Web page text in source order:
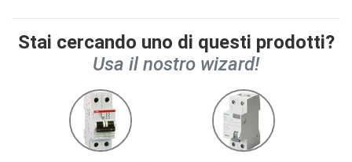
Stai cercando uno di questi prodotti?
Usa il nostro wizard!